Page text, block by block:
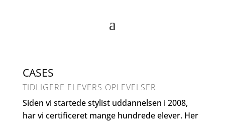
CASES
TIDLIGERE ELEVERS OPLEVELSER
Siden vi startede stylist uddannelsen i 2008,
har vi certificeret mange hundrede elever. Her